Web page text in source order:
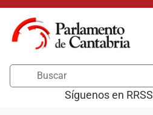
Pasar al contenido principal
Síguenos en RRSS